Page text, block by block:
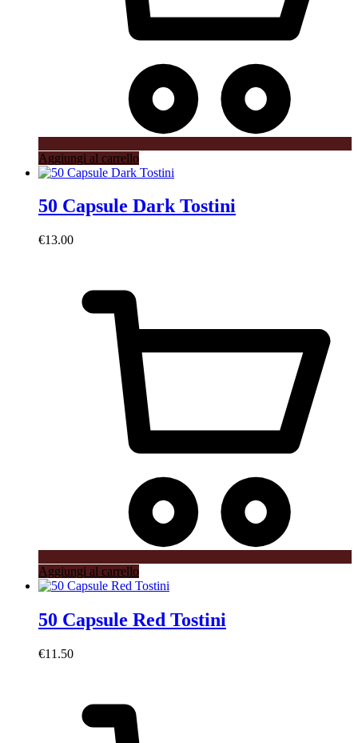
Aggiungi al carrello
50 Capsule Dark Tostini
€13.00
Aggiungi al carrello
50 Capsule Red Tostini
€11.50